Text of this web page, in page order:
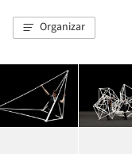
Organizar